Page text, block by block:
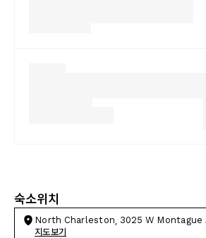
숙소위치
North Charleston, 3025 W Montague
지도보기